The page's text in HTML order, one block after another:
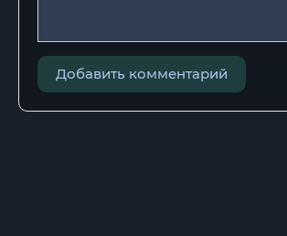
Добавить комментарий